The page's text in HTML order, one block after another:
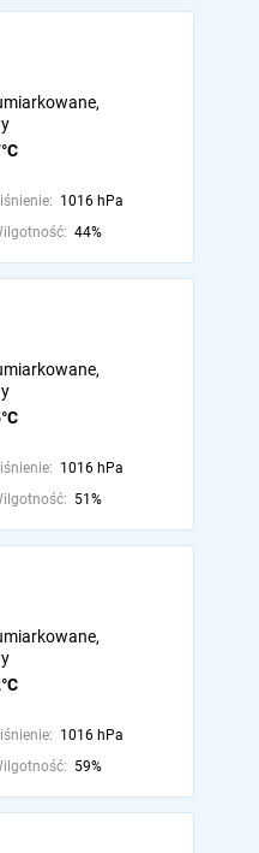
1016 hPa
44%
1016 hPa
51%
1016 hPa
59%